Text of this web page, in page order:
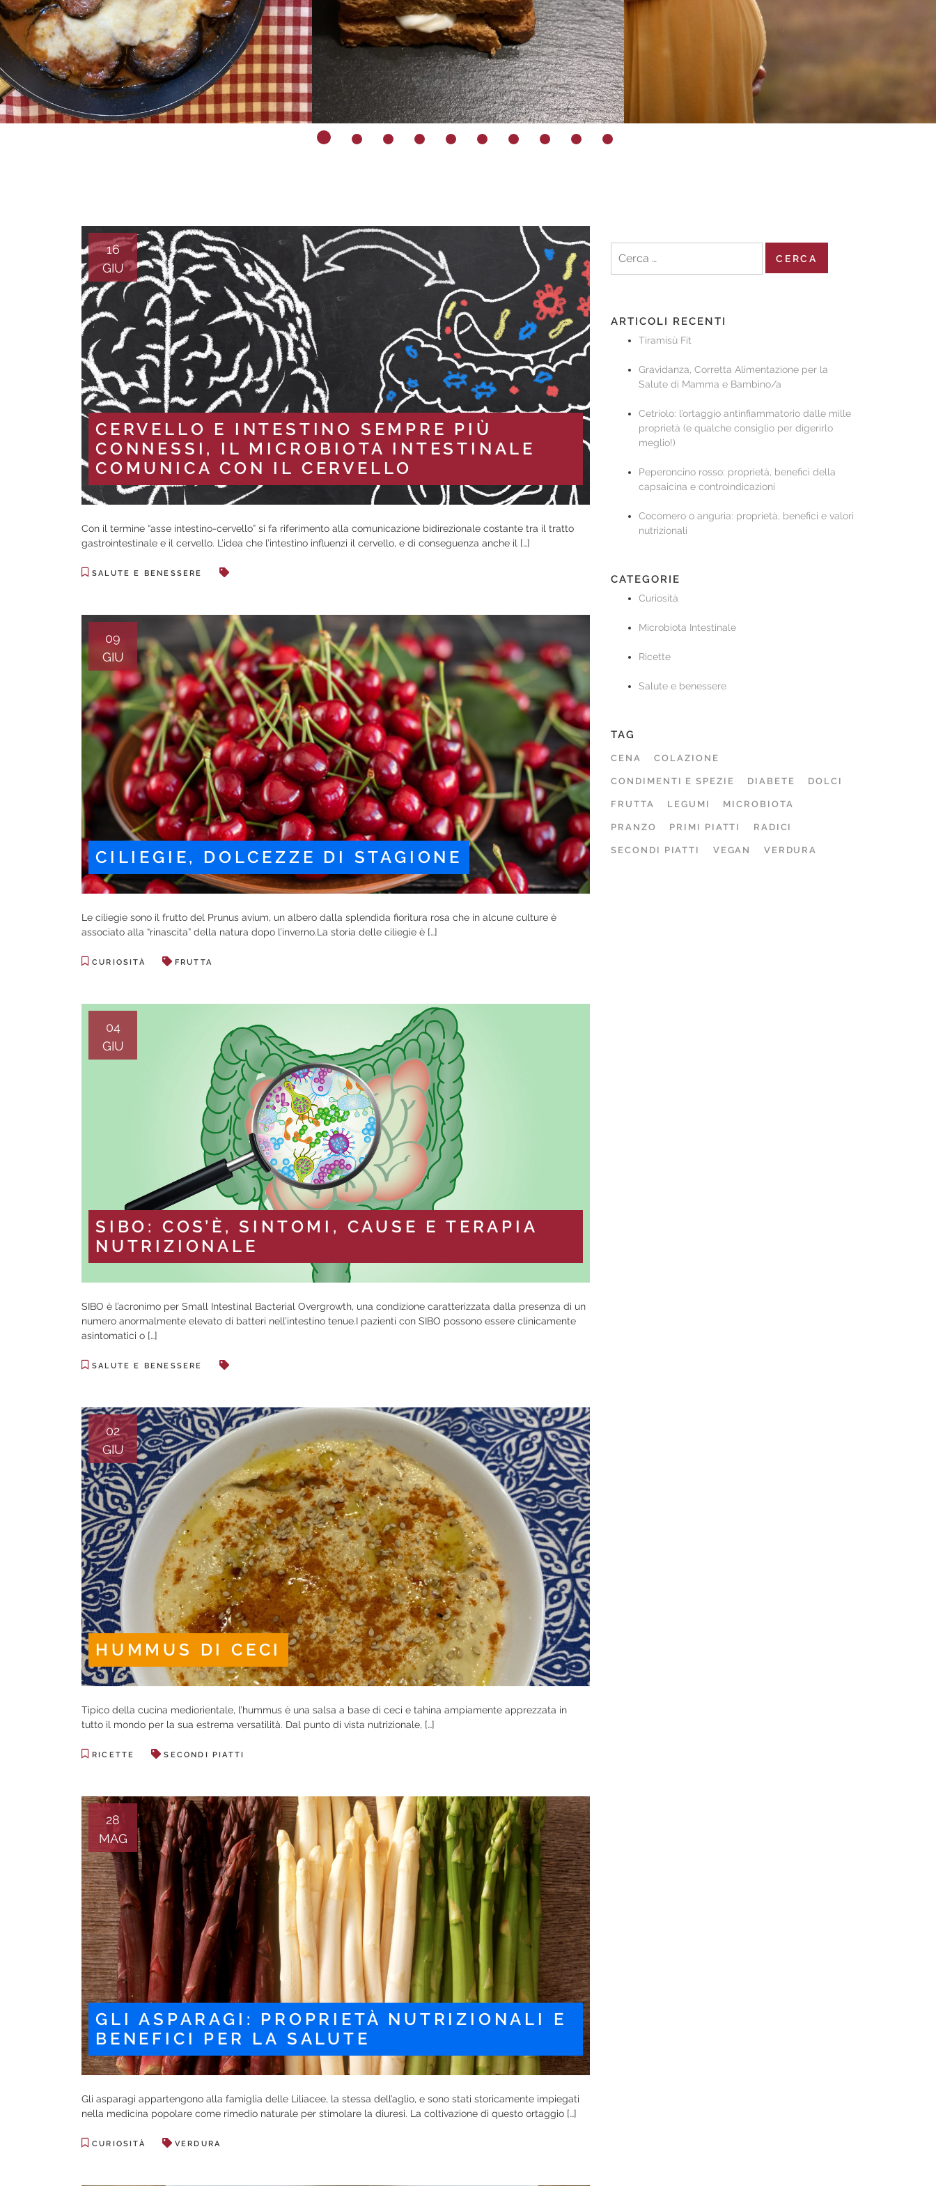
16
GIU
CERVELLO E INTESTINO SEMPRE PIÙ
CONNESSI, IL MICROBIOTA INTESTINALE
COMUNICA CON IL CERVELLO
Con il termine “asse intestino-cervello” si fa riferimento alla comunicazione bidirezionale costante tra il tratto
gastrointestinale e il cervello. L’idea che l’intestino influenzi il cervello, e di conseguenza anche il […]
SALUTE E BENESSERE
09
GIU
CILIEGIE, DOLCEZZE DI STAGIONE
Le ciliegie sono il frutto del Prunus avium, un albero dalla splendida fioritura rosa che in alcune culture è
associato alla “rinascita” della natura dopo l’inverno.La storia delle ciliegie è […]
CURIOSITÀ FRUTTA
04
GIU
SIBO: COS’È, SINTOMI, CAUSE E TERAPIA
NUTRIZIONALE
SIBO è l’acronimo per Small Intestinal Bacterial Overgrowth, una condizione caratterizzata dalla presenza di un
numero anormalmente elevato di batteri nell’intestino tenue.I pazienti con SIBO possono essere clinicamente
asintomatici o […]
SALUTE E BENESSERE
02
GIU
HUMMUS DI CECI
Tipico della cucina mediorientale, l’hummus è una salsa a base di ceci e tahina ampiamente apprezzata in
tutto il mondo per la sua estrema versatilità. Dal punto di vista nutrizionale, […]
RICETTE SECONDI PIATTI
28
MAG
GLI ASPARAGI: PROPRIETÀ NUTRIZIONALI E
BENEFICI PER LA SALUTE
Gli asparagi appartengono alla famiglia delle Liliacee, la stessa dell’aglio, e sono stati storicamente impiegati
nella medicina popolare come rimedio naturale per stimolare la diuresi. La coltivazione di questo ortaggio […]
CURIOSITÀ VERDURA
ARTICOLI RECENTI
Tiramisù Fit
Gravidanza, Corretta Alimentazione per la
Salute di Mamma e Bambino/a
Cetriolo: l’ortaggio antinfiammatorio dalle mille
proprietà (e qualche consiglio per digerirlo
meglio!)
Peperoncino rosso: proprietà, benefici della
capsaicina e controindicazioni
Cocomero o anguria: proprietà, benefici e valori
nutrizionali
CATEGORIE
Curiosità
Microbiota Intestinale
Ricette
Salute e benessere
TAG
CENA COLAZIONE
CONDIMENTI E SPEZIE DIABETE DOLCI
FRUTTA LEGUMI MICROBIOTA
PRANZO PRIMI PIATTI RADICI
SECONDI PIATTI VEGAN VERDURA